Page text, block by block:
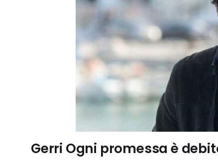
Gerri Ogni promessa è